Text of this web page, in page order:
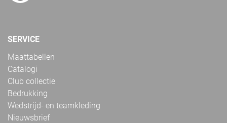
SERVICE
Maattabellen
Catalogi
Club collectie
Bedrukking
Wedstrijd- en teamkleding
Nieuwsbrief